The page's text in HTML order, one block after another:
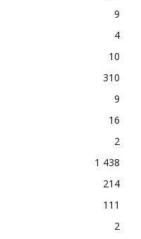
9
4
10
310
9
16
2
1 438
214
111
2